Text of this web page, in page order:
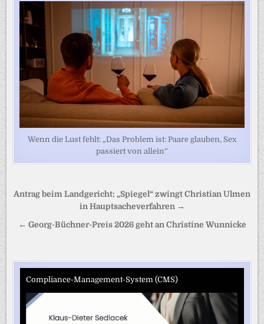
Wenn die Lust fehlt: „Das Problem ist: Paare glauben, Sex
passiert von allein“
Beitragsnavigation
Antrag beim Landgericht: „Spiegel“ zwingt Christian Ulmen
in Hauptsacheverfahren →
← Georg-Büchner-Preis 2026 geht an Christine Wunnicke
Compliance-Management-System (CMS)